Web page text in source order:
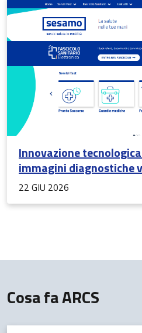
Innovazione
immagini diagnostiche
Fascicolo Sanitario
22 GIU 2026
Cosa fa ARCS